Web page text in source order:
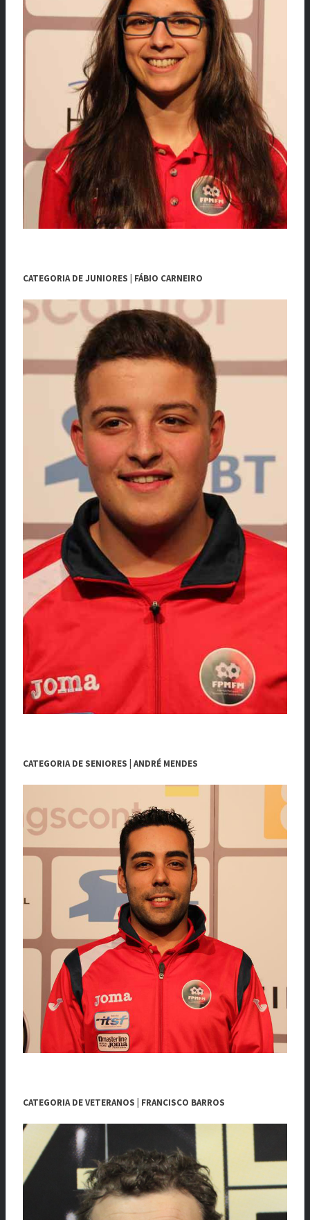
CATEGORIA DE JUNIORES | FÁBIO CARNEIRO
CATEGORIA DE SENIORES | ANDRÉ MENDES
CATEGORIA DE VETERANOS | FRANCISCO BARROS